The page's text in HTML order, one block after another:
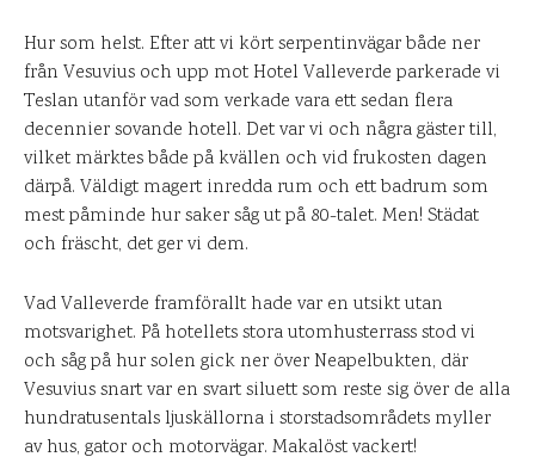
Hur som helst. Efter att vi kört serpentinvägar både ner
från Vesuvius och upp mot Hotel Valleverde parkerade vi
Teslan utanför vad som verkade vara ett sedan flera
decennier sovande hotell. Det var vi och några gäster till,
vilket märktes både på kvällen och vid frukosten dagen
därpå. Väldigt magert inredda rum och ett badrum som
mest påminde hur saker såg ut på 80-talet. Men! Städat
och fräscht, det ger vi dem.
Vad Valleverde framförallt hade var en utsikt utan
motsvarighet. På hotellets stora utomhusterrass stod vi
och såg på hur solen gick ner över Neapelbukten, där
Vesuvius snart var en svart siluett som reste sig över de alla
hundratusentals ljuskällorna i storstadsområdets myller
av hus, gator och motorvägar. Makalöst vackert!